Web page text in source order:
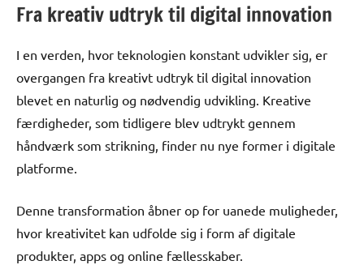
Fra kreativ udtryk til digital innovation
I en verden, hvor teknologien konstant udvikler sig, er
overgangen fra kreativt udtryk til digital innovation
blevet en naturlig og nødvendig udvikling. Kreative
færdigheder, som tidligere blev udtrykt gennem
håndværk som strikning, finder nu nye former i digitale
platforme.
Denne transformation åbner op for uanede muligheder,
hvor kreativitet kan udfolde sig i form af digitale
produkter, apps og online fællesskaber.